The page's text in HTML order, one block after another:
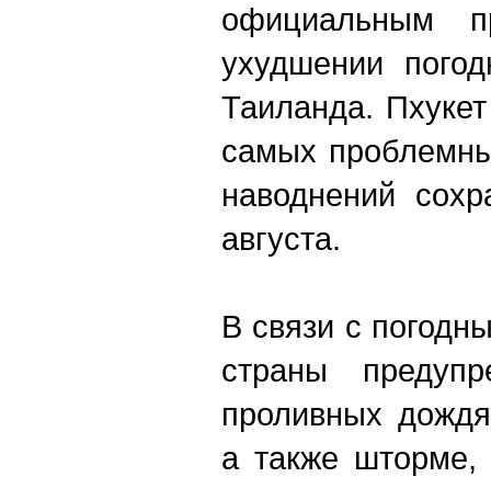
официальным
ухудшении
Таиланда.
самых
наводнений
августа.
В связи с
страны
проливных
а также шторме,